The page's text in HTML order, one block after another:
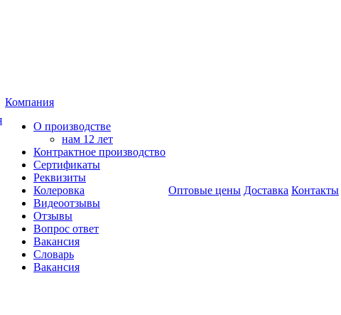
Компания
О производстве
нам 12 лет
Контрактное производство
Сертификаты
Реквизиты
Колеровка
Видеоотзывы
Отзывы
Вопрос ответ
Вакансия
Словарь
Вакансия
Оптовые цены Доставка Контакты